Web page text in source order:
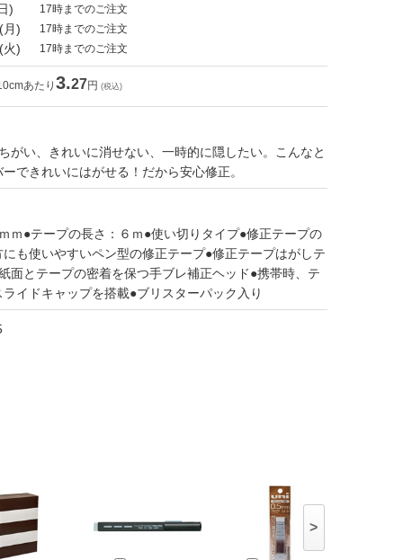
) 17時までのご注文
(月) 17時までのご注文
(火) 17時までのご注文
あたり 3.27円 (税込)
がい、きれいに消せない、一時的に隠したい。こんなと
できれいにはがせる！だから安心修正。
ｍ●テープの長さ：６ｍ●使い切りタイプ●修正テープの
も使いやすいペン型の修正テープ●修正テープはがしテ
面とテープの密着を保つ手ブレ補正ヘッド●携帯時、テ
イドキャップを搭載●ブリスターパック入り
>